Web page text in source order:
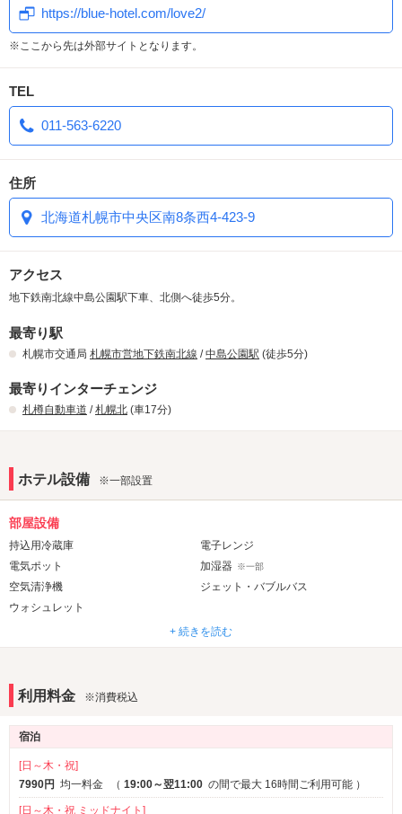
※ポイントの有効期限は獲得日から1年経過したポイントは失効しま
す。
◎室料と交換の場合（6回毎に半額と併用不可）
例）基本室料 5,000円を5,000Pt（2,500円分割引）+2,500円でお
支払い
詳しくは景品カタログをご覧ください。
https://blue-hotel.com/love2/
※ここから先は外部サイトとなります。
TEL
011-563-6220
住所
北海道札幌市中央区南8条西4-423-9
アクセス
地下鉄南北線中島公園駅下車、北側へ徒歩5分。
最寄り駅
札幌市交通局 札幌市営地下鉄南北線 /中島公園駅 (徒歩5分)
最寄りインターチェンジ
札樽自動車道 /札幌北 (車17分)
ホテル設備 ※一部設置
部屋設備
持込用冷蔵庫
電子レンジ
電気ポット
加湿器 ※一部
空気清浄機
ジェット・バブルバス
ウォシュレット
有線LAN
iPhone充電器
アメニティ
セレクトシャンプー
電気マッサージ器
+ 続きを読む
利用料金 ※消費税込
宿泊
[日～木・祝]
7990円 均一料金 （ 19:00～翌11:00 の間で最大 16時間ご利用可能 ）
[日～木・祝 ミッドナイト]